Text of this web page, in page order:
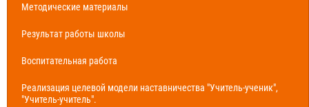
Методические материалы
Результат работы школы
Воспитательная работа
Реализация целевой модели наставничества "Учитель-ученик",
"Учитель-учитель".